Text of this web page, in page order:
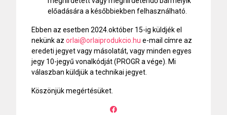
előadására a későbbiekben felhasználható.
Ebben az esetben 2024.október 15-ig küldjék el
nekünk az orlai@orlaiprodukcio.hu e-mail címre az
eredeti jegyet vagy másolatát, vagy minden egyes
jegy 10-jegyű vonalkódját (PROGR a vége). Mi
válaszban küldjük a technikai jegyet.
Köszönjük megértésüket.